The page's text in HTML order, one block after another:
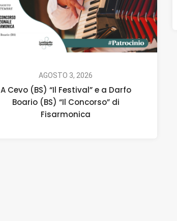
AGOSTO 3, 2026
A Cevo (BS) “Il Festival” e a Darfo
Boario (BS) “Il Concorso” di
Fisarmonica